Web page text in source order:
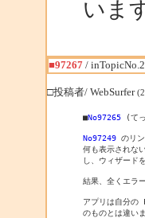
いま
■97267/
□投稿者/ WebSurfer
■No97265 (てっ
No97249 のリン
何も表示され
し、ウィザー
結果、全くエラ
アプリは自分
のものとは違い